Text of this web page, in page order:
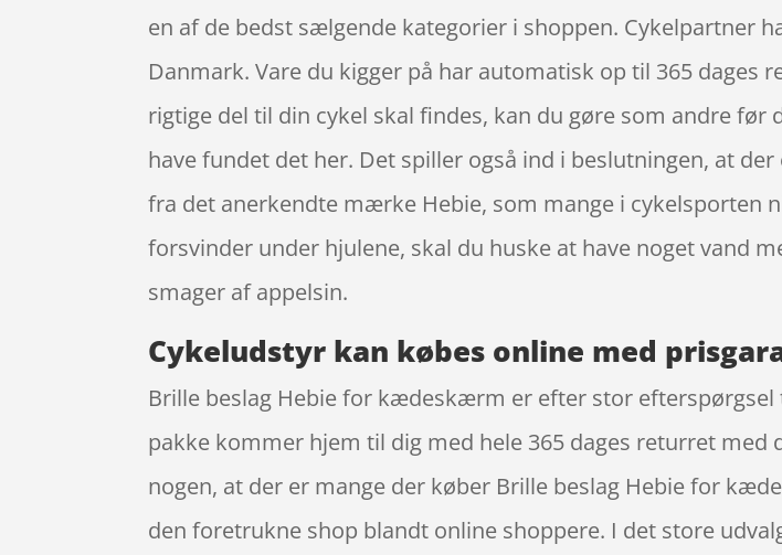
en af de bedst sælgende kategorier i shoppen. Cykelpartner
Danmark. Vare du kigger på har automatisk op til 365
rigtige del til din cykel skal findes, kan du gøre som andre
have fundet det her. Det spiller også ind i beslutningen, at
fra det anerkendte mærke Hebie, som mange i cykelsporten
forsvinder under hjulene, skal du huske at have noget vand
smager af appelsin.
Cykeludstyr kan købes online med
Brille beslag Hebie for kædeskærm er efter stor
pakke kommer hjem til dig med hele 365 dages returret
nogen, at der er mange der køber Brille beslag Hebie for
den foretrukne shop blandt online shoppere. I det store